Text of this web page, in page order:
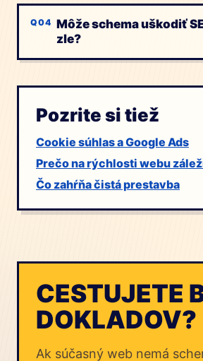
Môže schema uškodiť
zle?
Pozrite si tiež
Cookie súhlas a Google Ads
Prečo na rýchlosti webu
Čo zahŕňa čistá prestavba
CESTUJETE
DOKLADOV?
Ak súčasný web nemá